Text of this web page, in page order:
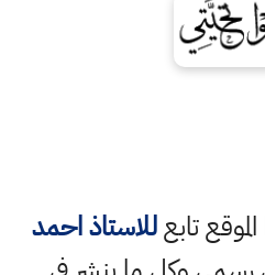
تابعللاستاذ احمد